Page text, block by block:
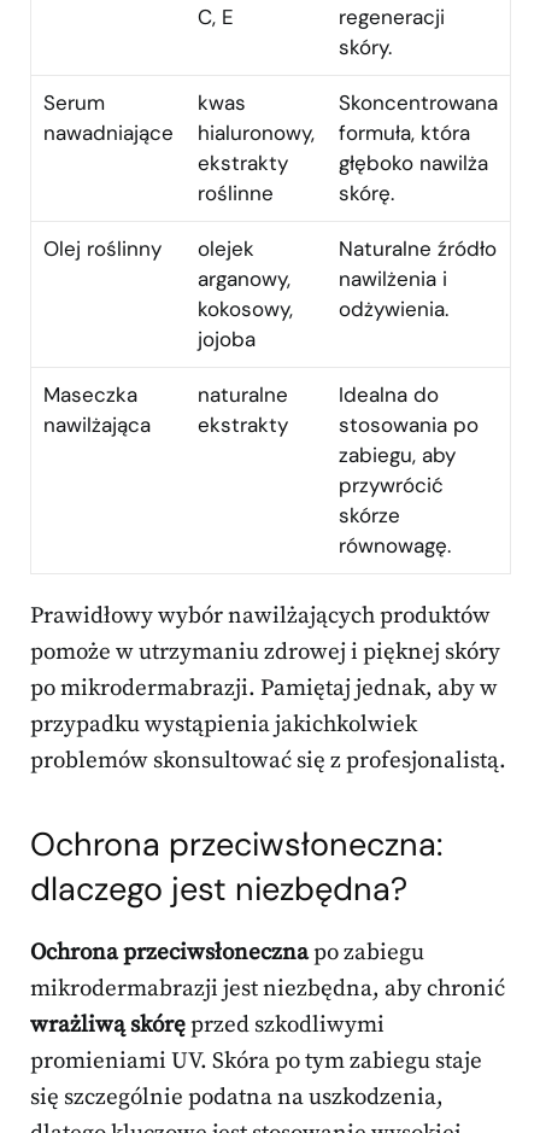
C, E
regeneracji
skóry.
Serum
nawadniające
kwas
hialuronowy,
ekstrakty
roślinne
Skoncentrowana
formuła, która
głęboko nawilża
skórę.
Olej roślinny
olejek
arganowy,
kokosowy,
jojoba
Naturalne źródło
nawilżenia i
odżywienia.
Maseczka
nawilżająca
naturalne
ekstrakty
Idealna do
stosowania po
zabiegu, aby
przywrócić
skórze
równowagę.
Prawidłowy wybór nawilżających produktów
pomoże w utrzymaniu zdrowej i pięknej skóry
po mikrodermabrazji. Pamiętaj jednak, aby w
przypadku wystąpienia jakichkolwiek
problemów skonsultować się z profesjonalistą.
Ochrona przeciwsłoneczna:
dlaczego jest niezbędna?
Ochrona przeciwsłonecznapo zabiegu
mikrodermabrazji jest niezbędna, aby chronić
wrażliwą skóręprzed szkodliwymi
promieniami UV. Skóra po tym zabiegu staje
się szczególnie podatna na uszkodzenia,